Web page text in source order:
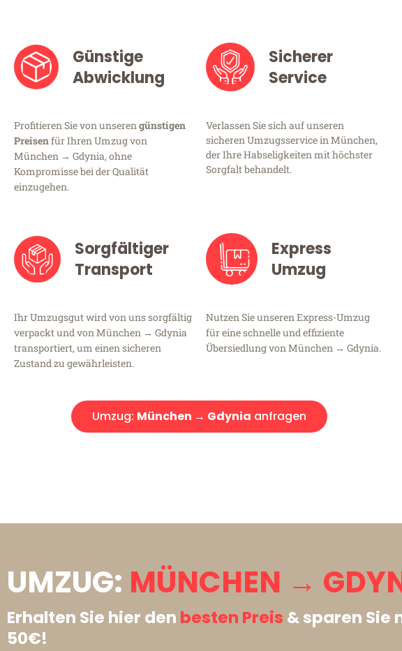
Günstige
Abwicklung
Profitieren Sie von unserengünstigen
Preisenfür Ihren Umzug von
München → Gdynia, ohne
Kompromisse bei der Qualität
einzugehen.
Sicherer
Service
Verlassen Sie sich auf unseren
sicheren Umzugsservice in München,
der Ihre Habseligkeiten mit höchster
Sorgfalt behandelt.
Sorgfältiger
Transport
Ihr Umzugsgut wird von uns sorgfältig
verpackt und von München → Gdynia
transportiert, um einen sicheren
Zustand zu gewährleisten.
Express
Umzug
Nutzen Sie unseren Express-Umzug
für eine schnelle und effiziente
Übersiedlung von München → Gdynia.
Umzug: München → Gdynia anfragen
UMZUG: MÜNCHEN →
Erhalten Sie hier den besten Preis & sparen Sie
50€!